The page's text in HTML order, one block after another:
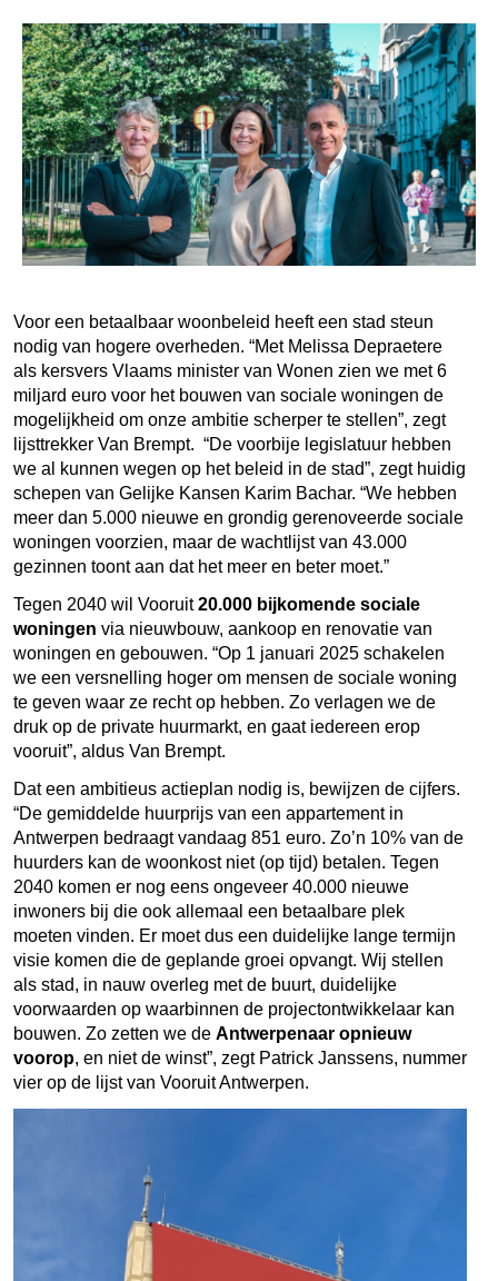
Voor een betaalbaar woonbeleid heeft een stad steun
nodig van hogere overheden. “Met Melissa Depraetere
als kersvers Vlaams minister van Wonen zien we met 6
miljard euro voor het bouwen van sociale woningen de
mogelijkheid om onze ambitie scherper te stellen”, zegt
lijsttrekker Van Brempt. “De voorbije legislatuur hebben
we al kunnen wegen op het beleid in de stad”, zegt huidig
schepen van Gelijke Kansen Karim Bachar. “We hebben
meer dan 5.000 nieuwe en grondig gerenoveerde sociale
woningen voorzien, maar de wachtlijst van 43.000
gezinnen toont aan dat het meer en beter moet.”
Tegen 2040 wil Vooruit20.000 bijkomende sociale
woningen via nieuwbouw, aankoop en renovatie van
woningen en gebouwen. “Op 1 januari 2025 schakelen
we een versnelling hoger om mensen de sociale woning
te geven waar ze recht op hebben. Zo verlagen we de
druk op de private huurmarkt, en gaat iedereen erop
vooruit”, aldus Van Brempt.
Dat een ambitieus actieplan nodig is, bewijzen de cijfers.
“De gemiddelde huurprijs van een appartement in
Antwerpen bedraagt vandaag 851 euro. Zo’n 10% van de
huurders kan de woonkost niet (op tijd) betalen. Tegen
2040 komen er nog eens ongeveer 40.000 nieuwe
inwoners bij die ook allemaal een betaalbare plek
moeten vinden. Er moet dus een duidelijke lange termijn
visie komen die de geplande groei opvangt. Wij stellen
als stad, in nauw overleg met de buurt, duidelijke
voorwaarden op waarbinnen de projectontwikkelaar kan
bouwen. Zo zetten we de Antwerpenaar opnieuw
voorop, en niet de winst”, zegt Patrick Janssens, nummer
vier op de lijst van Vooruit Antwerpen.